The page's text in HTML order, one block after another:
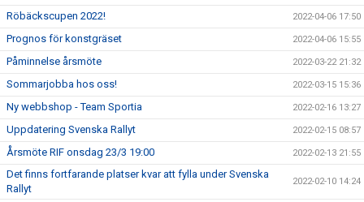
Röbäckscupen 2022! 2022-04-06 17:50
Prognos för konstgräset 2022-04-06 15:55
Påminnelse årsmöte 2022-03-22 21:32
Sommarjobba hos oss! 2022-03-15 15:36
Ny webbshop - Team Sportia 2022-02-16 13:27
Uppdatering Svenska Rallyt 2022-02-15 08:57
Årsmöte RIF onsdag 23/3 19:00 2022-02-13 21:55
Det finns fortfarande platser kvar att fylla under Svenska
Rallyt
2022-02-10 14:24